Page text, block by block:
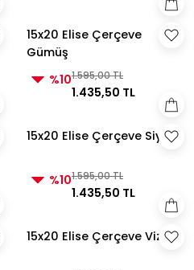
15x20 Elise Çerçeve
Gümüş
%101.595,00 TL
1.435,50 TL
15x20 Elise Çerçeve Siyah
%101.595,00 TL
1.435,50 TL
15x20 Elise Çerçeve Vizon